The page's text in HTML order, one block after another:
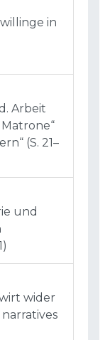
in
Arbeit
(S. 21–
und
wider